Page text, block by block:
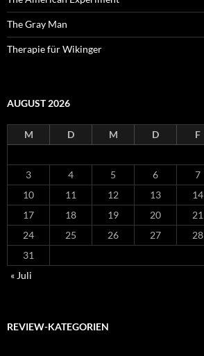
The Gray Man
Therapie für Wikinger
AUGUST 2026
M D M D F
3
4 5 6 7
10
11 12 13 14
17
18 19 20 21
24
25 26 27 28
31
« Juli
REVIEW-KATEGORIEN